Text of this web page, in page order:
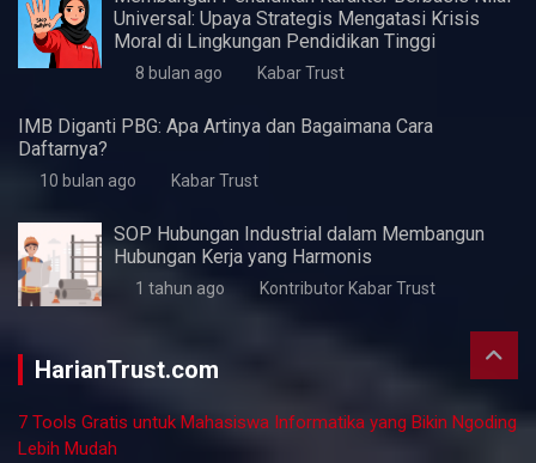
Perlukah UMKM Menyusun Laporan Keuangan?
7 bulan ago Kabar Trust
Peluang Karir di Bidang Teknik Industri: Menelusuri
Lowongan Kerja dan Perspektifnya
7 bulan ago Kabar Trust
Peluang Karier dalam Industri Arsitektur: Temukan
Lowongan Kerja yang Tepat
7 bulan ago Kabar Trust
7 bulan ago
Membangun Pendidikan Karakter Berbasis Nilai